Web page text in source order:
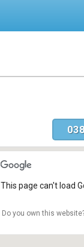
This page can't load
Do you own this